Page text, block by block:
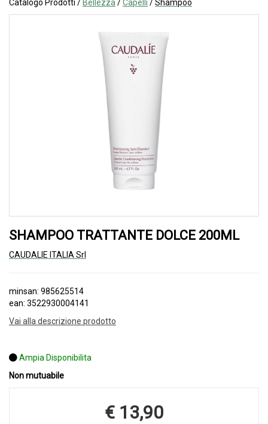
Catalogo Prodotti / Bellezza /Capelli /Shampoo
SHAMPOO TRATTANTE DOLCE 200ML
CAUDALIE ITALIA Srl
minsan: 985625514
ean: 3522930004141
Vai alla descrizione prodotto
Ampia Disponibilita
Non mutuabile
Prezzo
€ 13,90